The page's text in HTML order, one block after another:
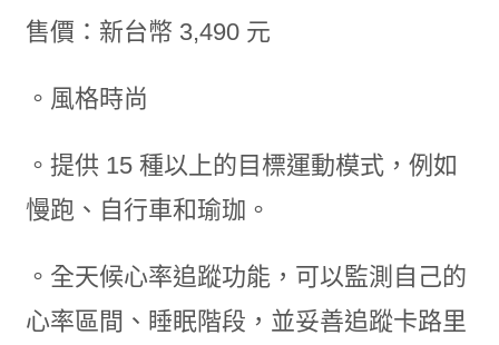
售價：新台幣 3,490 元
。風格時尚
。提供 15 種以上的目標運動模式，例如
慢跑、自行車和瑜珈。
。全天候心率追蹤功能，可以監測自己的
心率區間、睡眠階段，並妥善追蹤卡路里